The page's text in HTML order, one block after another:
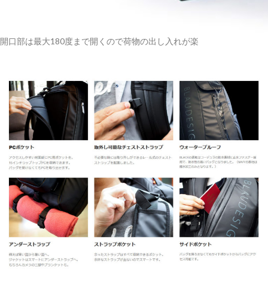
開口部は最大180度まで開くので荷物の出し入れが楽